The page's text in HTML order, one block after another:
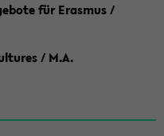
für Erasmus /
/ M.A.